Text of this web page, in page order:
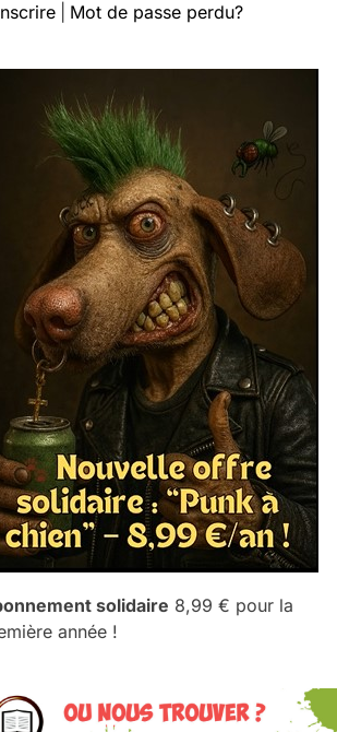
Mot de passe perdu?
solidaire 8,99 € pour la
année !